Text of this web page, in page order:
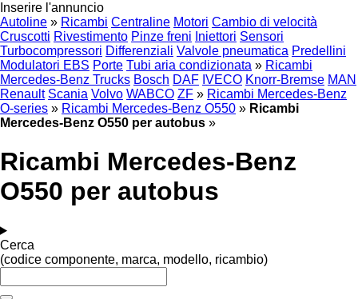
Inserire l'annuncio
Autoline » Ricambi Centraline Motori Cambio di velocità
Cruscotti Rivestimento Pinze freni Iniettori Sensori
Turbocompressori Differenziali Valvole pneumatica Predellini
Modulatori EBS Porte Tubi aria condizionata » Ricambi
Mercedes-Benz Trucks Bosch DAF IVECO Knorr-Bremse MAN
Renault Scania Volvo WABCO ZF » Ricambi Mercedes-Benz
O-series » Ricambi Mercedes-Benz O550 » Ricambi
Mercedes-Benz O550 per autobus »
Ricambi Mercedes-Benz
O550 per autobus
Cerca
(codice componente, marca, modello, ricambio)